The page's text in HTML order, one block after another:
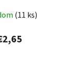
(11 ks)